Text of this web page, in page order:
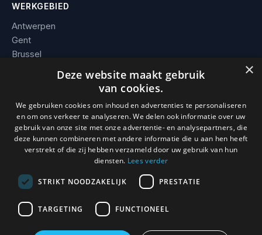
WERKGEBIED
Antwerpen
Gent
Brussel
Alle steden →
BEDRIJF
Contact
Werkgebied
© 2026 Slotenmaker Mathias. KBO 0736.938.296 · BE 0736 938
296 · Erkend en verzekerd vakman.
×
Deze website maakt gebruik
van cookies.
We gebruiken cookies om inhoud en advertenties te personaliseren
en om ons verkeer te analyseren. We delen ook informatie over uw
gebruik van onze site met onze advertentie- en analysepartners, die
deze kunnen combineren met andere informatie die u aan hen heeft
verstrekt of die zij hebben verzameld door uw gebruik van hun
diensten. Lees verder
STRIKT NOODZAKELIJK PRESTATIE
TARGETING FUNCTIONEEL